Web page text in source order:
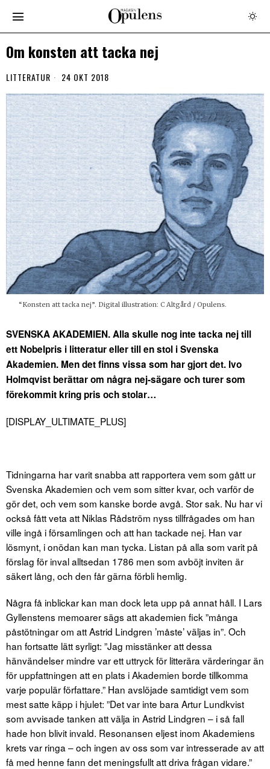
Om konsten att tacka nej
LITTERATUR 24 OKT 2018
“Konsten att tacka nej”. Digital illustration: C Altgård / Opulens.
SVENSKA AKADEMIEN. Alla skulle nog inte tacka nej till
ett Nobelpris i litteratur eller till en stol i Svenska
Akademien. Men det finns vissa som har gjort det. Ivo
Holmqvist berättar om några nej-sägare och turer som
förekommit kring pris och stolar…
[DISPLAY_ULTIMATE_PLUS]
Tidningarna har varit snabba att rapportera vem som gått ur
Svenska Akademien och vem som sitter kvar, och varför de
gör det, och vem som kanske borde avgå. Stor sak. Nu har vi
också fått veta att Niklas Rådström nyss tillfrågades om han
ville ingå i församlingen och att han tackade nej. Han var
lösmynt, i onödan kan man tycka. Listan på alla som varit på
förslag för inval alltsedan 1786 men som avböjt inviten är
säkert lång, och den får gärna förbli hemlig.
Några få inblickar kan man dock leta upp på annat håll. I Lars
Gyllenstens memoarer sägs att akademien fick ”många
påstötningar om att Astrid Lindgren ’måste’ väljas in”. Och
han fortsatte lätt syrligt: ”Jag misstänker att dessa
hänvändelser mindre var ett uttryck för litterära värderingar än
för uppfattningen att en plats i Akademien borde tillkomma
varje populär författare.” Han avslöjade samtidigt vem som
mest satte käpp i hjulet: ”Det var inte bara Artur Lundkvist
som avvisade tanken att välja in Astrid Lindgren – i så fall
hade hon blivit invald. Resonansen eljest inom Akademiens
krets var ringa – och ingen av oss som var intresserade av att
få med henne fann det meningsfullt att driva frågan vidare.”